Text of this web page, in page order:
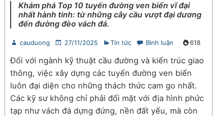
Khám phá Top 10 tuyến đường ven biển vĩ đại
nhất hành tinh: từ những cây cầu vượt đại dương
đến đường đèo vách đá.
cauduong 27/11/2025 Tin tức Bình luận 618
Đối với ngành kỹ thuật cầu đường và kiến trúc giao
thông, việc xây dựng các tuyến đường ven biển
luôn đại diện cho những thách thức cam go nhất.
Các kỹ sư không chỉ phải đối mặt với địa hình phức
tạp như vách đá dựng đứng, nền đất yếu, mà còn